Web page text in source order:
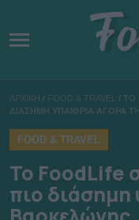
ΑΡΧΙΚΗ / FOOD & TRAVEL / ΤΟ
ΔΙΑΣΗΜΗ ΥΠΑΙΘΡΙΑ ΑΓΟΡΑ
FOOD & TRAVEL
Το FoodLife
πιο